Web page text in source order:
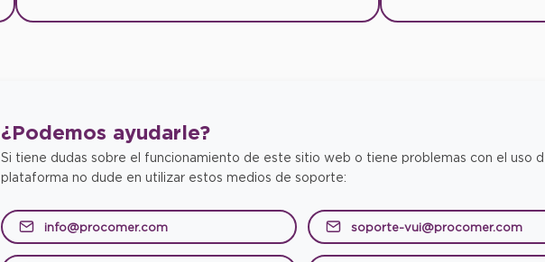
¿Podemos ayudarle?
Si tiene dudas sobre el funcionamiento de este sitio web o tiene problemas con el uso
plataforma no dude en utilizar estos medios de soporte:
info@procomer.com soporte-vui@procomer.com